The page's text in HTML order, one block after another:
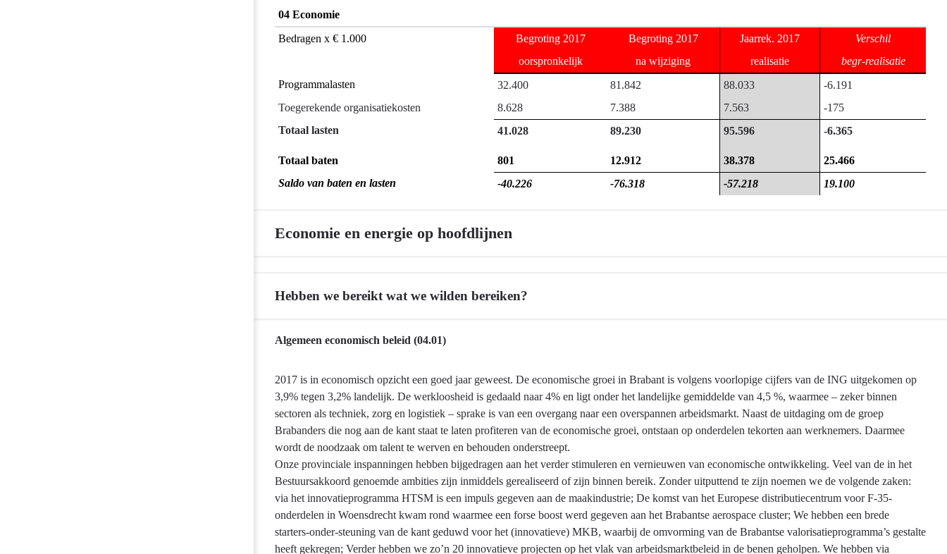
gekost?
04 Economie
Bedragen x € 1.000
Begroting 2017 Begroting 2017 Jaarrek. 2017
Verschil
oorspronkelijk
na wijziging realisatie
begr-realisatie
Programmalasten
32.400 81.842 88.033
-6.191
Toegerekende organisatiekosten
8.628 7.388 7.563
-175
Totaal lasten
41.028 89.230 95.596 -6.365
Totaal baten 801 12.912 38.378
25.466
Saldo van baten en lasten
-40.226 -76.318 -57.218 19.100
Economie en energie op hoofdlijnen
Hebben we bereikt wat we wilden bereiken?
Terug
navigatie
hoofdlijnen
bereikt
Algemeen economisch beleid (04.01)
2017 is in economisch opzicht een goed jaar geweest. De economische groei in Brabant is volgens voorlopige cijfers van de ING uitgekomen op
3,9% tegen 3,2% landelijk. De werkloosheid is gedaald naar 4% en ligt onder het landelijke gemiddelde van 4,5 %, waarmee – zeker binnen
sectoren als techniek, zorg en logistiek – sprake is van een overgang naar een overspannen arbeidsmarkt. Naast de uitdaging om de groep
Brabanders die nog aan de kant staat te laten profiteren van de economische groei, ontstaan op onderdelen tekorten aan werknemers. Daarmee
wordt de noodzaak om talent te werven en behouden onderstreept.
Onze provinciale inspanningen hebben bijgedragen aan het verder stimuleren en vernieuwen van economische ontwikkeling. Veel van de in het
Bestuursakkoord genoemde ambities zijn inmiddels gerealiseerd of zijn binnen bereik. Zonder uitputtend te zijn noemen we de volgende zaken:
via het innovatieprogramma HTSM is een impuls gegeven aan de maakindustrie; De komst van het Europese distributiecentrum voor F-35-
onderdelen in Woensdrecht kwam rond waarmee een forse boost werd gegeven aan het Brabantse aerospace cluster; We hebben een brede
starters-onder-steuning van de kant geduwd voor het (innovatieve) MKB, waarbij de omvorming van de Brabantse valorisatieprogramma’s gestalte
heeft gekregen; Verder hebben we zo’n 20 innovatieve projecten op het vlak van arbeidsmarktbeleid in de benen geholpen. We hebben via